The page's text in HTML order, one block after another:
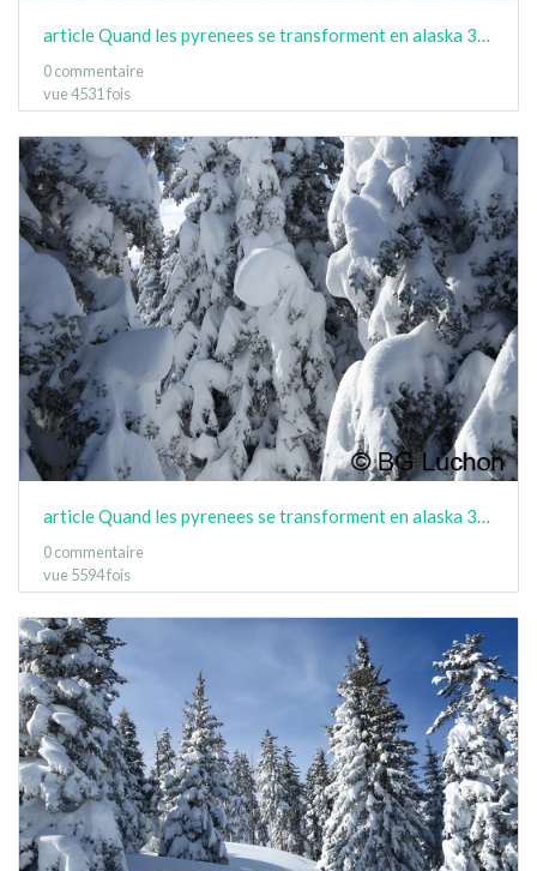
article Quand les pyrenees se transforment en alaska 3-15 10
0 commentaire
vue 4531 fois
article Quand les pyrenees se transforment en alaska 3-15 11
0 commentaire
vue 5594 fois